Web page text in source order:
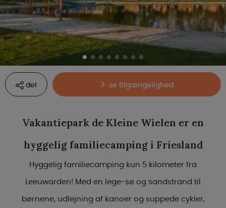
del se tilgængelighed
Vakantiepark de Kleine Wielen er en
hyggelig familiecamping i Friesland
Hyggelig familiecamping kun 5 kilometer fra
Leeuwarden! Med en lege-sø og sandstrand til
børnene, udlejning af kanoer og suppede cykler,